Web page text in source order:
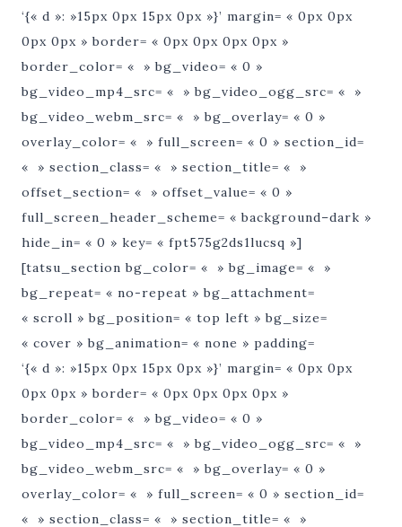
‘{« d »: »15px 0px 15px 0px »}’ margin= « 0px 0px
0px 0px » border= « 0px 0px 0px 0px »
border_color= « » bg_video= « 0 »
bg_video_mp4_src= « » bg_video_ogg_src= « »
bg_video_webm_src= « » bg_overlay= « 0 »
overlay_color= « » full_screen= « 0 » section_id=
« » section_class= « » section_title= « »
offset_section= « » offset_value= « 0 »
full_screen_header_scheme= « background–dark »
hide_in= « 0 » key= « fpt575g2ds1lucsq »]
[tatsu_section bg_color= « » bg_image= « »
bg_repeat= « no-repeat » bg_attachment=
« scroll » bg_position= « top left » bg_size=
« cover » bg_animation= « none » padding=
‘{« d »: »15px 0px 15px 0px »}’ margin= « 0px 0px
0px 0px » border= « 0px 0px 0px 0px »
border_color= « » bg_video= « 0 »
bg_video_mp4_src= « » bg_video_ogg_src= « »
bg_video_webm_src= « » bg_overlay= « 0 »
overlay_color= « » full_screen= « 0 » section_id=
« » section_class= « » section_title= « »